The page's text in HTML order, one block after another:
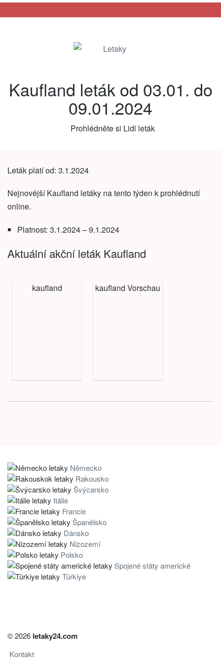
Kaufland leták od 03.01. do
09.01.2024
Prohlédněte si Lidl leták
Leták platí od: 3.1.2024
Nejnovější Kaufland letáky na tento týden k prohlédnutí
online.
Platnost: 3.1.2024 – 9.1.2024
Aktuální akční leták Kaufland
kaufland kaufland Vorschau
Německo
Rakousko
Švýcarsko
Itálie
Francie
Španělsko
Dánsko
Nizozemí
Polsko
Spojené státy americké
Türkiye
© 2026 letaky24.com
Kontakt